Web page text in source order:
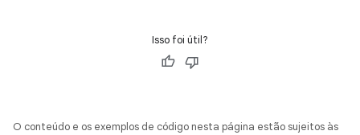
Isso foi útil?
O conteúdo e os exemplos de código nesta página estão sujeitos às